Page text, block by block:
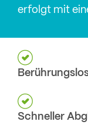
erfolgt mit
Schneller